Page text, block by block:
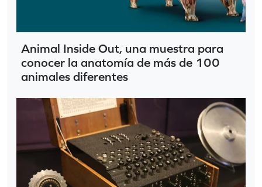
Animal Inside Out, una muestra para
conocer la anatomía de más de 100
animales diferentes